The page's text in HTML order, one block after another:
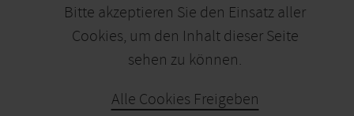
Bitte akzeptieren Sie den Einsatz aller
Cookies, um den Inhalt dieser Seite
sehen zu können.
Alle Cookies Freigeben